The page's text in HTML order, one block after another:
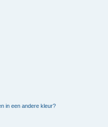
in een andere kleur?